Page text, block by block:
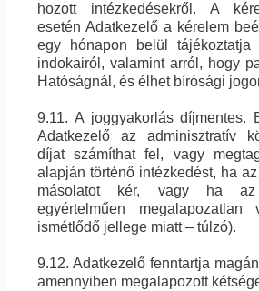
hozott intézkedésekről. A
esetén Adatkezelő a kérelem
egy hónapon belül tájékoztatja
indokairól, valamint arról, hogy
Hatóságnál, és élhet bírósági
9.11. A joggyakorlás díjmentes.
Adatkezelő az adminisztratív
díjat számíthat fel, vagy
alapján történő intézkedést, ha
másolatot kér, vagy ha az
egyértelműen
ismétlődő jellege miatt – túlzó).
9.12. Adatkezelő fenntartja
amennyiben megalapozott